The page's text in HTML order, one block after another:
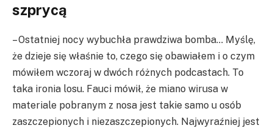
szprycą
– Ostatniej nocy wybuchła prawdziwa bomba… Myślę,
że dzieje się właśnie to, czego się obawiałem i o czym
mówiłem wczoraj w dwóch różnych podcastach. To
taka ironia losu. Fauci mówił, że miano wirusa w
materiale pobranym z nosa jest takie samo u osób
zaszczepionych i niezaszczepionych. Najwyraźniej jest